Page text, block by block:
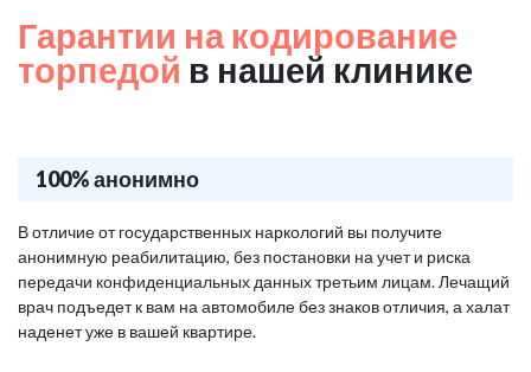
Гарантии на кодирование
торпедой в нашей клинике
100% анонимно
В отличие от государственных наркологий вы получите
анонимную реабилитацию, без постановки на учет и риска
передачи конфиденциальных данных третьим лицам. Лечащий
врач подъедет к вам на автомобиле без знаков отличия, а халат
наденет уже в вашей квартире.